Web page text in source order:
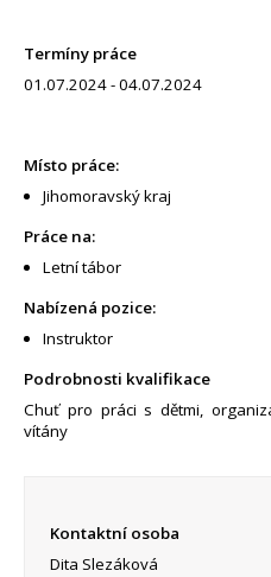
Termíny práce
01.07.2024 - 04.07.2024
Místo práce:
Jihomoravský kraj
Práce na:
Letní tábor
Nabízená pozice:
Instruktor
Podrobnosti kvalifikace
Chuť pro práci s dětmi,
vítány
Kontaktní osoba
Dita Slezáková